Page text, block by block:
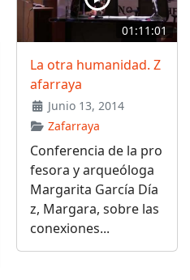
01:11:01
La otra humanidad. Z
afarraya
Junio 13, 2014
Zafarraya
Conferencia de la pro
fesora y arqueóloga
Margarita García Día
z, Margara, sobre las
conexiones...